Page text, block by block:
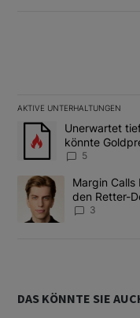
AKTIVE UNTERHALTUNGEN
Das Folgende ist eine
Ein Trendartikel mit
Unerwartet
könnte
5
Ein Trendartikel mit
Margin Calls
den Retter-
3
DAS KÖNNTE SIE